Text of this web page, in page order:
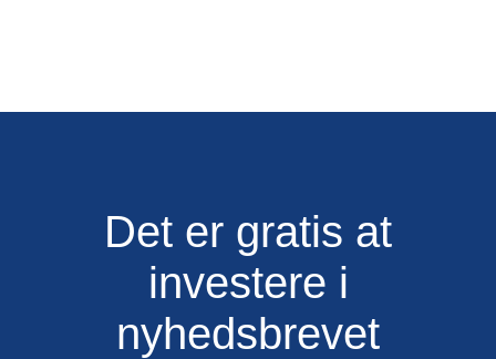
Det er gratis at
investere i
nyhedsbrevet